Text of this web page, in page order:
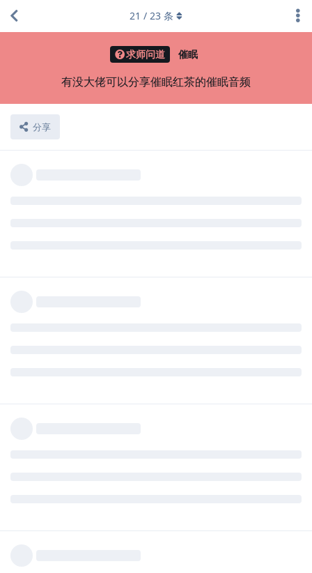
求师问道 催眠
有没大佬可以分享催眠红茶的催眠音频
分享
21 / 23 条